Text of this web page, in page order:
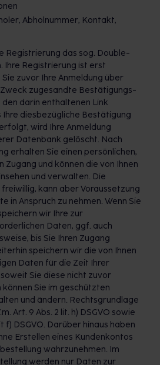
Abholnummer, Kontakt,
Registrierung das sog. Double-
Ihre Registrierung ist erst
zuvor Ihre Anmeldung über
Zweck zugesandte Bestätigungs-
den darin enthaltenen Link
Ihre diesbezügliche Bestätigung
wird Ihre Anmeldung
Datenbank gelöscht. Nach
erhalten Sie einen persönlichen,
und können die von Ihnen
und verwalten. Die
kann aber Voraussetzung
in Anspruch zu nehmen. Wenn Sie
wir Ihre zur
Daten, ggf. auch
bis Sie Ihren Zugang
speichern wir die von Ihnen
Daten für die Zeit Ihrer
Sie diese nicht zuvor
können Sie im geschützten
und ändern. Rechtsgrundlage
Art. 9 Abs. 2 lit. h) DSGVO sowie
f) DSGVO. Darüber hinaus haben
Erstellen eines Kundenkontos
wahrzunehmen. Im
werden nur Daten zur